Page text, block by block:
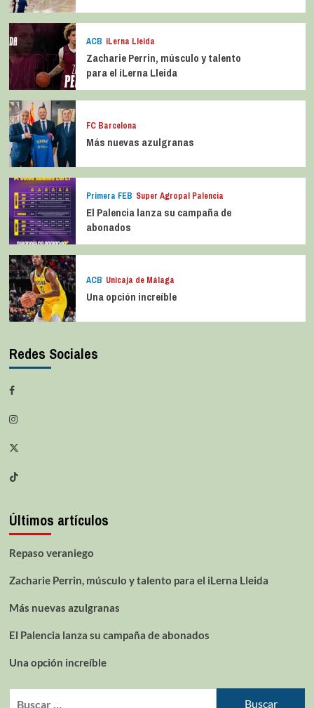
ACB iLerna Lleida
Zacharie Perrin, músculo y talento
para el iLerna Lleida
FC Barcelona
Más nuevas azulgranas
Primera FEB Super Agropal Palencia
El Palencia lanza su campaña de
abonados
ACB Unicaja de Málaga
Una opción increíble
Redes Sociales
Últimos artículos
Repaso veraniego
Zacharie Perrin, músculo y talento para el iLerna Lleida
Más nuevas azulgranas
El Palencia lanza su campaña de abonados
Una opción increíble